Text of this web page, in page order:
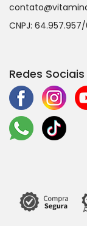
CNPJ:
Redes Sociais